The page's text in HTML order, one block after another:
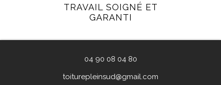
TRAVAIL SOIGNÉ ET
GARANTI
04 90 08 04 80
toiturepleinsud@gmail.com